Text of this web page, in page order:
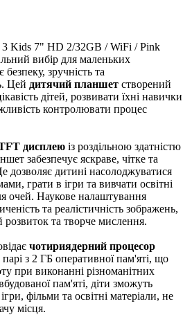
Kids 7" HD 2/32GB / WiFi / Pink
вибір для маленьких
зручність та
Цей дитячий планшет створений
дітей, розвивати їхні навички
контролювати процес
дисплею із роздільною здатністю
забезпечує яскраве, чітке та
дозволяє дитині насолоджуватися
грати в ігри та вивчати освітні
очей. Наукове налаштування
та реалістичність зображень,
та творче мислення.
чотириядерний процесор
парі з 2 ГБ оперативної пам'яті, що
при виконанні різноманітних
пам'яті, діти зможуть
фільми та освітні матеріали, не
місця.